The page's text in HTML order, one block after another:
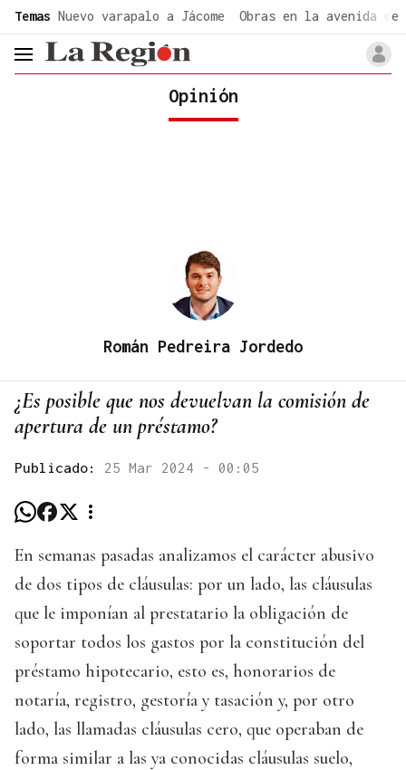
Temas Nuevo varapalo a Jácome Obras en la avenida de
header.menu.open
Opinión
Román Pedreira Jordedo
¿Es posible que nos devuelvan la comisión de
apertura de un préstamo?
Publicado: 25 Mar 2024 - 00:05
En semanas pasadas analizamos el carácter abusivo
de dos tipos de cláusulas: por un lado, las cláusulas
que le imponían al prestatario la obligación de
soportar todos los gastos por la constitución del
préstamo hipotecario, esto es, honorarios de
notaría, registro, gestoría y tasación y, por otro
lado, las llamadas cláusulas cero, que operaban de
forma similar a las ya conocidas cláusulas suelo,